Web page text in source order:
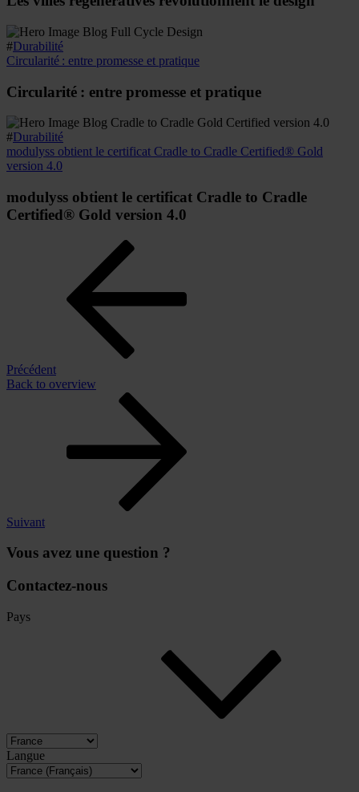
#Durabilité
Circularité : entre promesse et pratique
Circularité : entre promesse et pratique
#Durabilité
modulyss obtient le certificat Cradle to Cradle Certified® Gold
version 4.0
modulyss obtient le certificat Cradle to Cradle
Certified® Gold version 4.0
Précédent
Back to overview
Suivant
Vous avez une question ?
Contactez-nous
Pays
Langue